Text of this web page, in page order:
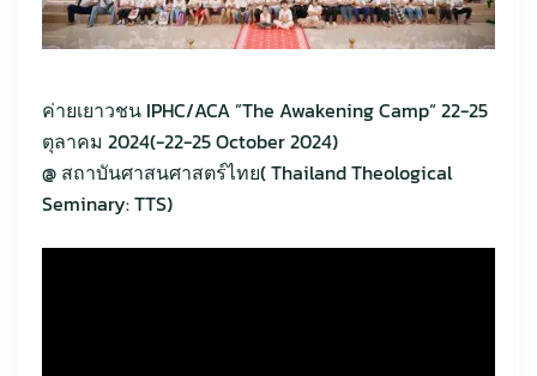
ค่ายเยาวชน IPHC/ACA ”The Awakening Camp“ 22-25
ตุลาคม 2024(-22-25 October 2024)
@ สถาบันศาสนศาสตร์ไทย( Thailand Theological
Seminary: TTS)